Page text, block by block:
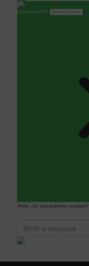
ElectronicaPTY Servicio Al Cliente
¡Hola! ¿En qué podemos ayudarle?